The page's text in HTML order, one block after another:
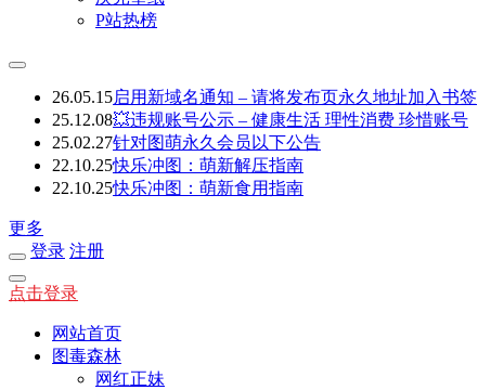
P站热榜
26.05.15启用新域名通知 – 请将发布页永久地址加入书签
25.12.08💥违规账号公示 – 健康生活 理性消费 珍惜账号
25.02.27针对图萌永久会员以下公告
22.10.25快乐冲图：萌新解压指南
22.10.25快乐冲图：萌新食用指南
更多
登录 注册
点击登录
网站首页
图毒森林
网红正妹